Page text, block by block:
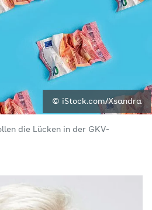
© iStock.com/Xsandra
die Lücken in der GKV-